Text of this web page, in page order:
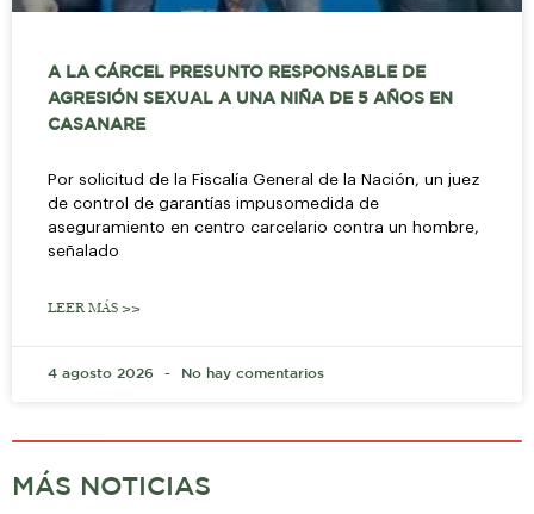
A LA CÁRCEL PRESUNTO RESPONSABLE DE
AGRESIÓN SEXUAL A UNA NIÑA DE 5 AÑOS EN
CASANARE
Por solicitud de la Fiscalía General de la Nación, un juez
de control de garantías impusomedida de
aseguramiento en centro carcelario contra un hombre,
señalado
LEER MÁS >>
4 agosto 2026 No hay comentarios
MÁS NOTICIAS